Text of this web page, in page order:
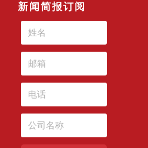
新闻简报订阅